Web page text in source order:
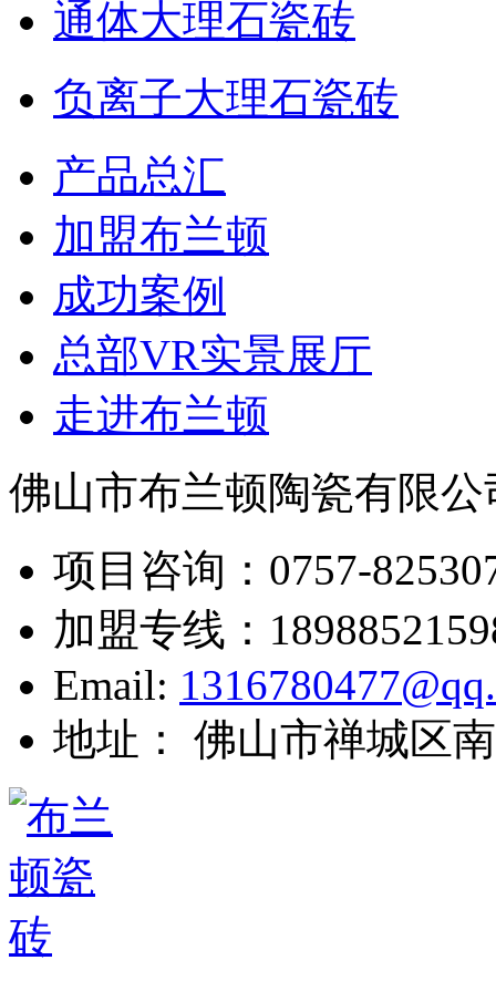
通体大理石瓷砖
负离子大理石瓷砖
产品总汇
加盟布兰顿
成功案例
总部VR实景展厅
走进布兰顿
佛山市布兰顿陶瓷有限公
项目咨询： 0757-
加盟专线：
Email:
地址： 佛山市禅城区